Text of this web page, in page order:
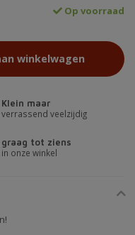
Op voorraad
winkelwagen
Klein maar
verrassend veelzijdig
graag tot ziens
in onze winkel